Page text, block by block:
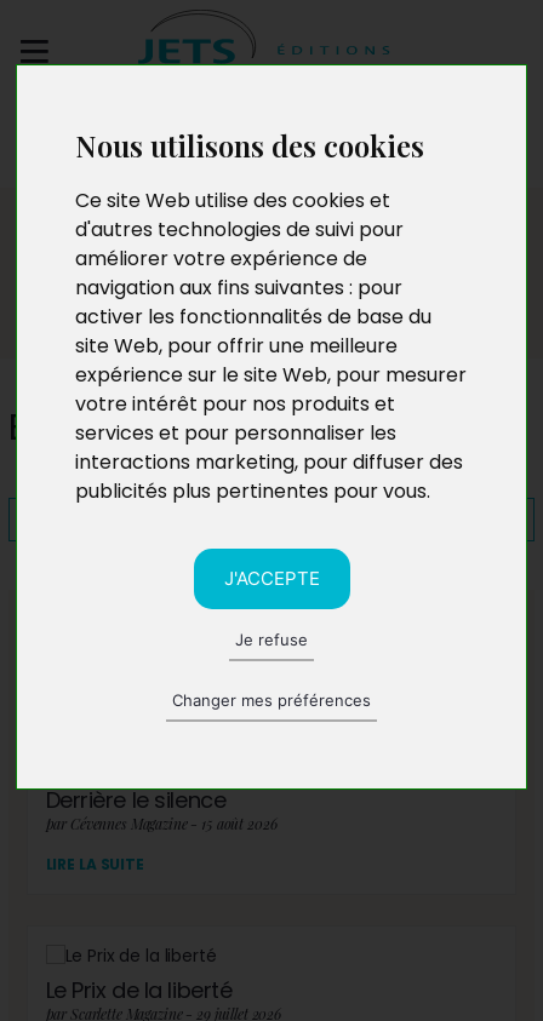
Nous utilisons des cookies
Ce site Web utilise des cookies et
d'autres technologies de suivi pour
améliorer votre expérience de
navigation aux fins suivantes : pour
activer les fonctionnalités de base du
site Web, pour offrir une meilleure
expérience sur le site Web, pour mesurer
votre intérêt pour nos produits et
services et pour personnaliser les
interactions marketing, pour diffuser des
publicités plus pertinentes pour vous.
J'ACCEPTE
Je refuse
Changer mes préférences
manuscrit
Presse
En chemin
A lire également
Derrière le silence
par Cévennes Magazine - 15 août 2026
LIRE LA SUITE
Le Prix de la liberté
par Scarlette Magazine - 29 juillet 2026